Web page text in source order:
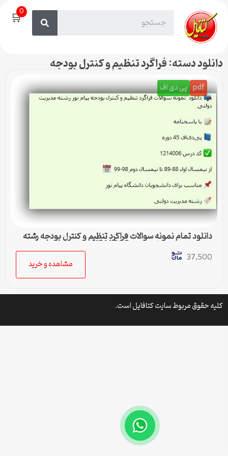
🛒0
دانلود دسته: فراگرد تنظیم و کنترل بودجه
pdf پی دی اف
دانلود تمام نمونه سوالات فراگرد تنظیم و کنترل بودجه رشته
مدیریت دولتی پیام نور کد 1214006
37,500
مشاهده و خرید
کلیه حقوق مربوط سایت کتافایل است.